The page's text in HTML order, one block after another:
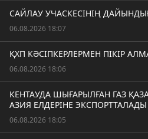
САЙЛАУ УЧАСКЕСІНІҢ
06.08.2026 18:07
ҚХП КӘСІПКЕРЛЕРМЕН ПІКІР
06.08.2026 18:06
КЕНТАУДА ШЫҒАРЫЛҒАН ГАЗ
АЗИЯ ЕЛДЕРІНЕ ЭКСПОРТТАЛАДЫ
06.08.2026 18:05